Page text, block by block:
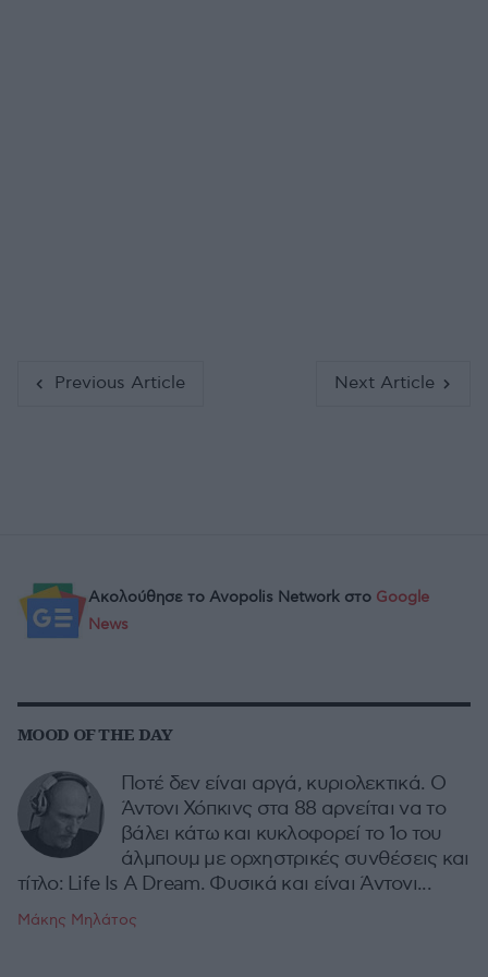
Ακολούθησε το Avopolis Network στο Google
News
MOOD OF THE DAY
Ποτέ δεν είναι αργά, κυριολεκτικά. Ο
Άντονι Χόπκινς στα 88 αρνείται να το
βάλει κάτω και κυκλοφορεί το 1ο του
άλμπουμ με ορχηστρικές συνθέσεις και
τίτλο: Life Is A Dream. Φυσικά και είναι Άντονι...
Μάκης Μηλάτος
Previous Article Next Article